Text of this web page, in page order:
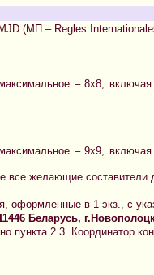
(МП – Regles
– 8х8,
– 9х9,
желающие составители
оформленные в 1 экз., с
Беларусь,
2.3. Координатор